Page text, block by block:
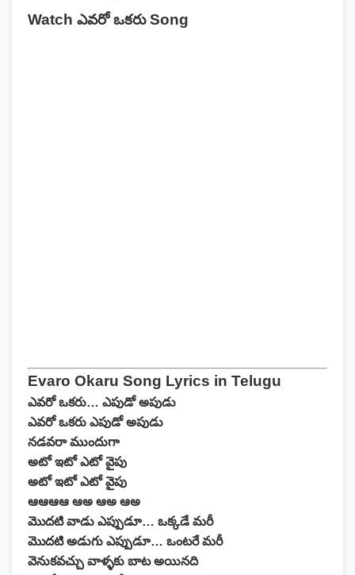
Watch ఎవరో ఒకరు Song
Evaro Okaru Song Lyrics in Telugu
ఎవరో ఒకరు… ఎపుడో అపుడు
ఎవరో ఒకరు ఎపుడో అపుడు
నడవరా ముందుగా
అటో ఇటో ఎటో వైపు
అటో ఇటో ఎటో వైపు
ఆఆఆఆ ఆఅ ఆఅ ఆఅ
మొదటి వాడు ఎప్పుడూ… ఒక్కడే మరీ
మొదటి అడుగు ఎప్పుడూ… ఒంటరే మరీ
వెనుకవచ్చు వాళ్ళకు బాట అయినది